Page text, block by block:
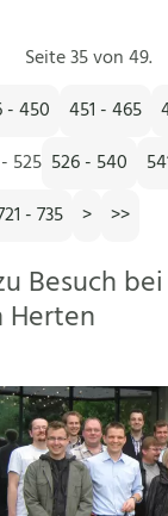
Seite 35 von 49.
- 450 451 - 465
- 525 526 - 540
- 735 > >>
Besuch
Herten